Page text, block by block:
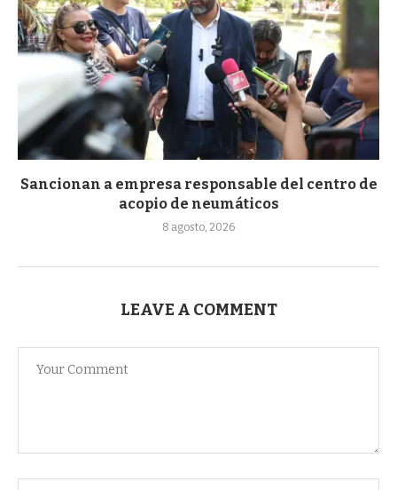
Sancionan a empresa responsable del centro de
acopio de neumáticos
8 agosto, 2026
LEAVE A COMMENT